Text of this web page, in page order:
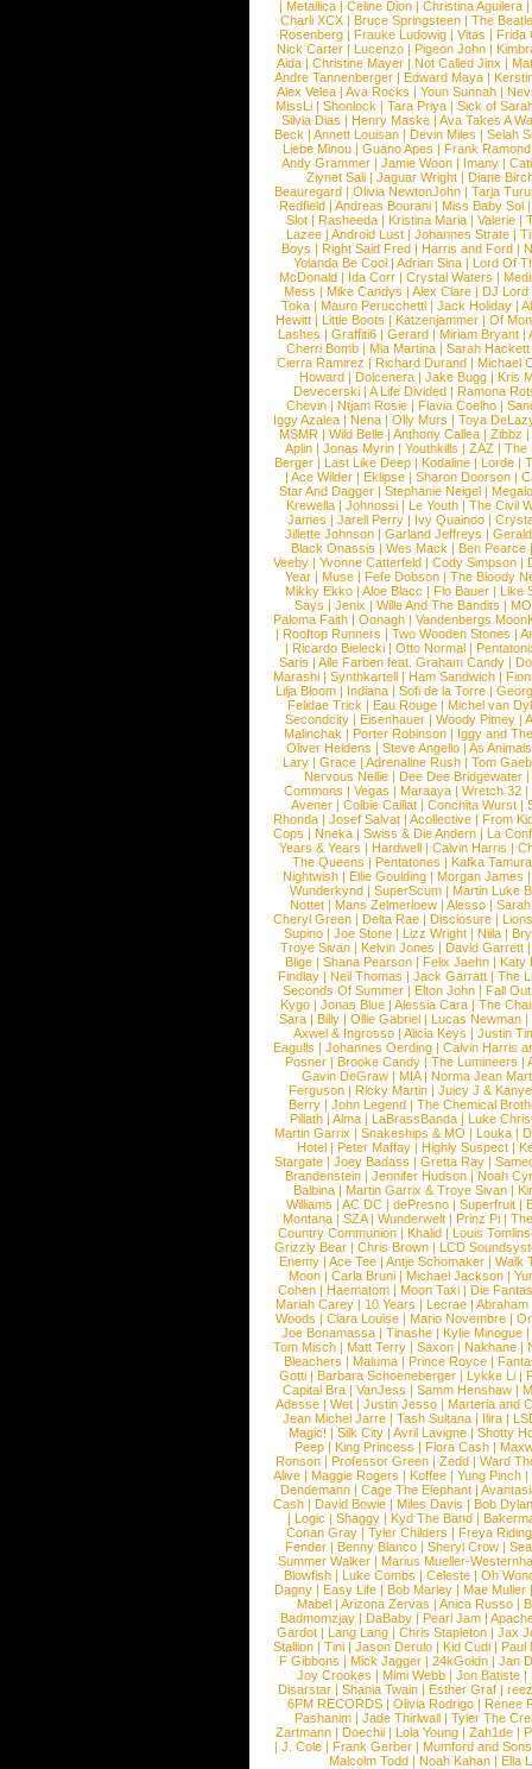
| Metallica | Celine Dion | Christina Aguilera |
Charli XCX |Bruce Springsteen |The
Rosenberg | Frauke Ludowig | Vitas | Frida
Nick Carter | Lucenzo | Pigeon John |
Aida |Christine Mayer |Not Called Jinx |
Andre Tannenberger | Edward Maya |
Alex Velea | Ava Rocks | Youn Sunnah |
MissLi | Shonlock | Tara Priya | Sick of
Silvia Dias |Henry Maske |Ava Takes A
Beck |Annett Louisan |Devin Miles |Selah
Liebe Minou |Guano Apes |Frank Ramond
Andy Grammer |Jamie Woon | Imany |
Ziynet Sali |Jaguar Wright |Diane
Beauregard |Olivia NewtonJohn |Tarja
Redfield | Andreas Bourani | Miss Baby Sol
Slot | Rasheeda | Kristina Maria | Valerie |
Lazee | Android Lust | Johannes Strate |
Boys | Right Said Fred | Harris and Ford |
Yolanda Be Cool |Adrian Sina |Lord Of
McDonald | Ida Corr |Crystal Waters |
Mess | Mike Candys | Alex Clare | DJ Lord
Toka | Mauro Perucchetti | Jack Holiday |
Hewitt |Little Boots |Katzenjammer |Of
Lashes |Graffiti6 |Gerard |Miriam Bryant |
Cherri Bomb | Mia Martina | Sarah Hackett
Cierra Ramirez | Richard Durand | Michael
Howard |Dolcenera |Jake Bugg |Kris
Devecerski |A Life Divided |Ramona
Chevin |Ntjam Rosie |Flavia Coelho |
Iggy Azalea | Nena | Olly Murs | Toya
MSMR |Wild Belle |Anthony Callea |Zibbz
Aplin | Jonas Myrin | Youthkills | ZAZ | The
Berger |Last Like Deep |Kodaline |Lorde |
|Ace Wilder |Eklipse |Sharon Doorson |
Star And Dagger | Stephanie Neigel |
Krewella | Johnossi | Le Youth | The Civil
James | Jarell Perry | Ivy Quainoo |
Jillette Johnson | Garland Jeffreys |
Black Onassis | Wes Mack | Ben Pearce
Veeby | Yvonne Catterfeld | Cody Simpson |
Year |Muse |Fefe Dobson |The Bloody
Mikky Ekko | Aloe Blacc | Flo Bauer | Like
Says | Jenix | Wille And The Bandits | MO
Paloma Faith |Oonagh |Vandenbergs
|Rooftop Runners |Two Wooden Stones |
| Ricardo Bielecki | Otto Normal |
Saris | Alle Farben feat. Graham Candy |
Marashi | Synthkartell | Ham Sandwich |
Lilja Bloom | Indiana | Sofi de la Torre |
Felidae Trick | Eau Rouge | Michel van
Secondcity |Eisenhauer |Woody Pitney |
Malinchak |Porter Robinson | Iggy and
Oliver Heldens |Steve Angello |As Animals
Lary | Grace | Adrenaline Rush | Tom
Nervous Nellie | Dee Dee Bridgewater |
Commons |Vegas |Maraaya |Wretch 32 |
Avener | Colbie Caillat | Conchita Wurst |
Rhonda | Josef Salvat | Acollective | From
Cops | Nneka | Swiss & Die Andern | La
Years & Years |Hardwell |Calvin Harris |
The Queens | Pentatones | Kafka Tamura
Nightwish |Ellie Goulding |Morgan James
Wunderkynd | SuperScum | Martin Luke
Nottet |Mans Zelmerloew |Alesso |
Cheryl Green |Delta Rae |Disclosure |
Supino |Joe Stone |Lizz Wright |Niila |
Troye Sivan | Kelvin Jones | David Garrett
Blige | Shana Pearson | Felix Jaehn | Katy
Findlay |Neil Thomas |Jack Garratt |The
Seconds Of Summer |Elton John |Fall
Kygo |Jonas Blue |Alessia Cara |The
Sara |Billy |Ollie Gabriel |Lucas Newman |
Axwel & Ingrosso | Alicia Keys | Justin
Eagulls |Johannes Oerding |Calvin Harris
Posner |Brooke Candy |The Lumineers |
Gavin DeGraw | MIA| Norma Jean
Ferguson | Ricky Martin | Juicy J &
Berry | John Legend | The Chemical
Pillath |Alma |LaBrassBanda |Luke
Martin Garrix | Snakeships & MO | Louka |
Hotel | Peter Maffay | Highly Suspect |
Stargate |Joey Badass |Gretta Ray |
Brandenstein |Jennifer Hudson |Noah
Balbina | Martin Garrix & Troye Sivan |
Williams |AC DC |dePresno |Superfruit |
Montana |SZA|Wunderwelt |Prinz Pi |
Country Communion | Khalid | Louis
Grizzly Bear | Chris Brown | LCD
Enemy | Ace Tee | Antje Schomaker | Walk
Moon |Carla Bruni |Michael Jackson |
Cohen |Haematom |Moon Taxi |Die
Mariah Carey | 10 Years | Lecrae | Abraham
Woods |Clara Louise |Mario Novembre |
Joe Bonamassa | Tinashe | Kylie Minogue |
Tom Misch |Matt Terry |Saxon |Nakhane |
Bleachers | Maluma | Prince Royce |
Gotti |Barbara Schoeneberger |Lykke Li |
Capital Bra |VanJess |Samm Henshaw |
Adesse |Wet |Justin Jesso |Marteria and
Jean Michel Jarre |Tash Sultana | Ilira |
Magic! | Silk City | Avril Lavigne | Shotty
Peep |King Princess |Flora Cash |
Ronson |Professor Green |Zedd |Ward
Alive |Maggie Rogers |Koffee |Yung Pinch |
Dendemann |Cage The Elephant |
Cash | David Bowie | Miles Davis | Bob Dylan
|Logic |Shaggy |Kyd The Band |
Conan Gray |Tyler Childers |Freya
Fender |Benny Blanco |Sheryl Crow |
Summer Walker |Marius Mueller-
Blowfish | Luke Combs | Celeste | Oh
Dagny |Easy Life |Bob Marley |Mae Muller
Mabel |Arizona Zervas |Anica Russo |
Badmomzjay |DaBaby |Pearl Jam |
Gardot | Lang Lang | Chris Stapleton | Jax
Stallion |Tini |Jason Derulo |Kid Cudi |Paul
F Gibbons | Mick Jagger | 24kGoldn | Jan
Joy Crookes | Mimi Webb | Jon Batiste |
Disarstar | Shania Twain | Esther Graf |
6PM RECORDS | Olivia Rodrigo | Renee
Pashanim |Jade Thirlwall |Tyler The
Zartmann | Doechii | Lola Young | Zah1de |
| J. Cole | Frank Gerber | Mumford and Sons
Malcolm Todd | Noah Kahan | Ella